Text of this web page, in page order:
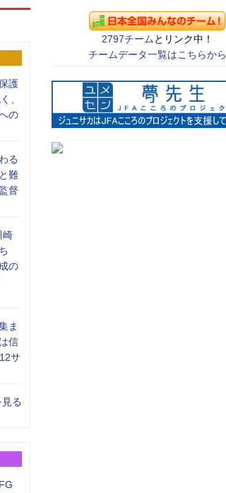
護
、
の
る
難
督
崎
の
ま
信
サ
る
2797チーム とリンク中！
チームデータ一覧はこちらから